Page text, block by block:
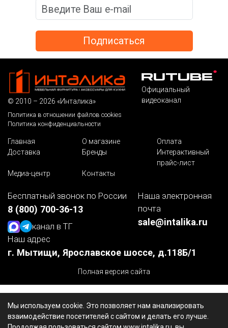
Мы используем cookie. Это позволяет нам анализировать
взаимодействие посетителей с сайтом и делать его лучше.
© 2010 – 2026 «Инталика»
Политика в отношении файлов cookies
Политика конфиденциальности
Официальный
видеоканал
Главная О магазине
Оплата
Доставка
Бренды
Интерактивный
прайс-лист
Медиа-центр
Контакты
Бесплатный звонок по России
8 (800) 700-36-13
канал в ТГ
Наша электронная
почта
sale@intalika.ru
Наш адрес
г. Мытищи, Ярославское шоссе, д.118Б/1
Полная версия сайта